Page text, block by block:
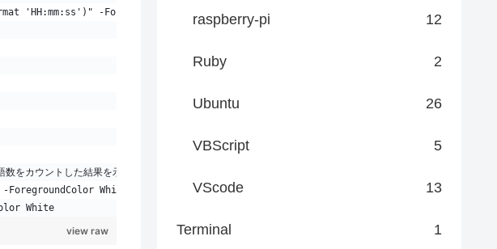
'HH:mm:ss')" -ForegroundColor Green
数をカウントした結果を示しています。" -ForegroundColor White
" -ForegroundColor White
White
view raw
raspberry-pi 12
Ruby 2
Ubuntu 26
VBScript 5
VScode 13
Terminal 1